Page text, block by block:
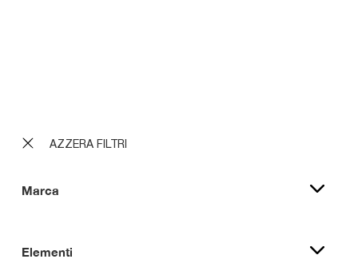
AZZERA FILTRI
Marca
Elementi